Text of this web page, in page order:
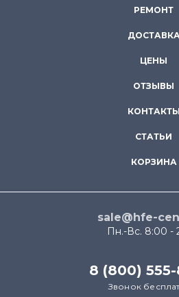
РЕМОНТ
ЦЕНЫ
ОТЗЫВЫ
КОНТАКТЫ
СТАТЬИ
КОРЗИНА
sale@hfe-
Пн.-Вс. 8:00 -
8 (800)
Звонок